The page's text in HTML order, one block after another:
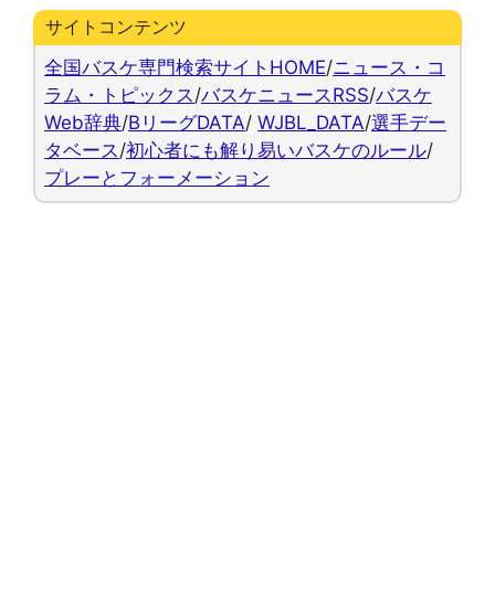
サイトコンテンツ
全国バスケ専門検索サイトHOME/ニュース・コ
ラム・トピックス /バスケニュースRSS/バスケ
Web辞典/BリーグDATA/ WJBL_DATA/選手デー
タベース /初心者にも解り易いバスケのルール/
プレーとフォーメーション